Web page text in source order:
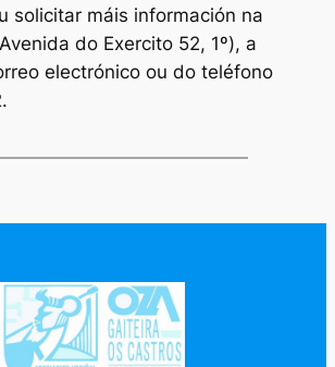
solicitar máis información na
do Exercito 52, 1º), a
electrónico ou do teléfono